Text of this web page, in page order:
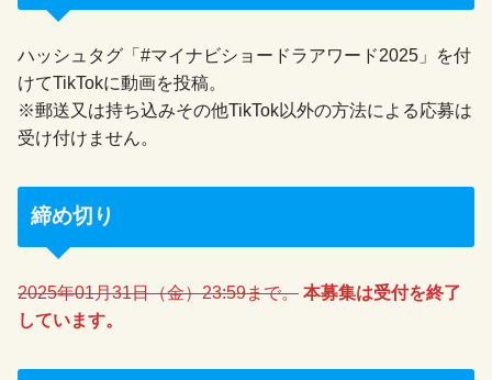
ハッシュタグ「#マイナビショードラアワード2025」を付
けてTikTokに動画を投稿。
※郵送又は持ち込みその他TikTok以外の方法による応募は
受け付けません。
締め切り
2025年01月31日（金）23:59まで。 本募集は受付を終了
しています。